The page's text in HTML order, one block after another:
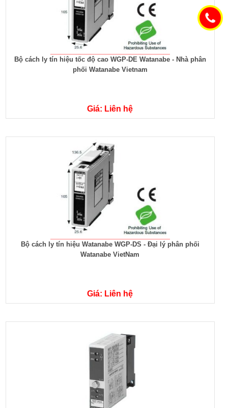
Bộ cách ly tín hiệu tốc độ cao WGP-DE Watanabe - Nhà phân
phối Watanabe Vietnam
Giá: Liên hệ
Bộ cách ly tín hiệu Watanabe WGP-DS - Đại lý phân phối
Watanabe VietNam
Giá: Liên hệ